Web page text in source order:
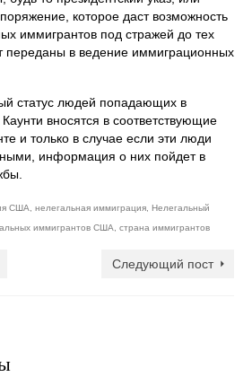
которое даст возможность
иммигрантов под стражей до тех
переданы в ведение иммиграционных
статус людей попадающих в
вносятся в соответствующие
и только в случае если эти люди
информация о них пойдет в
США, нелегальная иммиграция, Нелегальный
иммигрантов США, страна иммигрантов
Следующий пост